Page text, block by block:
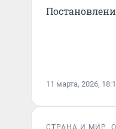
11 марта, 2026,
СТРАНА И МИР